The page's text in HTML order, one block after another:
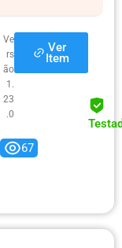
Ve
rs
ão
1.
23
.0
Ver
Item
67